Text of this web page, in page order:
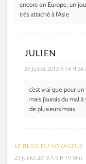
encore en Europe, un
très attaché à l’Asie
JULIEN
29 Juillet 2013 À 14 H 34
c’est vrai que pour
mais j’aurais du mal
de plusieurs mois
LE BLOG DU VOYAGEUR
29 Juillet 2013 À 9 H 19 Min